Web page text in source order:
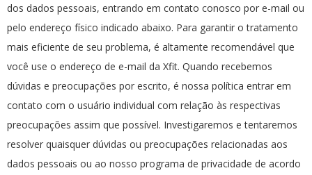
dos dados pessoais, entrando em contato conosco por e-mail ou
pelo endereço físico indicado abaixo. Para garantir o tratamento
mais eficiente de seu problema, é altamente recomendável que
você use o endereço de e-mail da Xfit. Quando recebemos
dúvidas e preocupações por escrito, é nossa política entrar em
contato com o usuário individual com relação às respectivas
preocupações assim que possível. Investigaremos e tentaremos
resolver quaisquer dúvidas ou preocupações relacionadas aos
dados pessoais ou ao nosso programa de privacidade de acordo